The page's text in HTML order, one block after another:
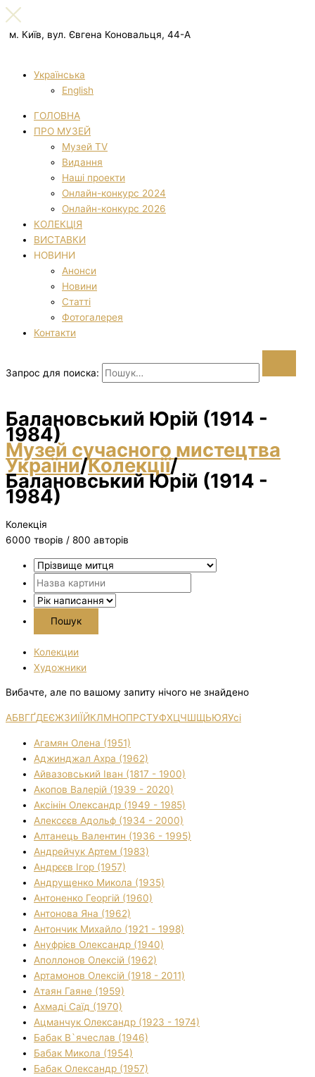
м. Київ, вул. Євгена Коновальця, 44-А
Українська
English
ГОЛОВНА
ПРО МУЗЕЙ
Музей TV
Видання
Наші проекти
Онлайн-конкурс 2024
Онлайн-конкурс 2026
КОЛЕКЦІЯ
ВИСТАВКИ
НОВИНИ
Анонси
Новини
Статті
Фотогалерея
Контакти
Запрос для поиска:
Балановський Юрій (1914 -
1984)
Музей сучасного мистецтва
України/Колекції/
Балановський Юрій (1914 -
1984)
Колекція
6000 творiв / 800 авторів
Колекции
Художники
Вибачте, але по вашому запиту нічого не знайдено
АБВГҐДЕЄЖЗИІЇЙКЛМНОПРСТУФХЦЧШЩЬЮЯУсі
Агамян Олена (1951)
Аджинджал Ахра (1962)
Айвазовський Іван (1817 - 1900)
Акопов Валерій (1939 - 2020)
Аксінін Олександр (1949 - 1985)
Алексєєв Адольф (1934 - 2000)
Алтанець Валентин (1936 - 1995)
Андрейчук Артем (1983)
Андрєєв Ігор (1957)
Андрущенко Микола (1935)
Антоненко Георгій (1960)
Антонова Яна (1962)
Антончик Михайло (1921 - 1998)
Ануфрієв Олександр (1940)
Аполлонов Олексій (1962)
Артамонов Олексій (1918 - 2011)
Атаян Гаяне (1959)
Ахмаді Саїд (1970)
Ацманчук Олександр (1923 - 1974)
Бабак В`ячеслав (1946)
Бабак Микола (1954)
Бабак Олександр (1957)